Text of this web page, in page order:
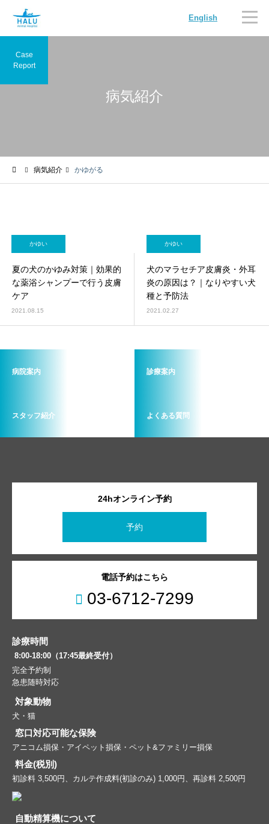
English
画像診断科 軟部外科
病気紹介
Case
Report
病気紹介 かゆがる
かゆい
夏の犬のかゆみ対策｜効果的
な薬浴シャンプーで行う皮膚
ケア
2021.08.15
かゆい
犬のマラセチア皮膚炎・外耳
炎の原因は？｜なりやすい犬
種と予防法
2021.02.27
病院案内 診療案内
スタッフ紹介 よくある質問
24hオンライン予約
予約
電話予約はこちら
03-6712-7299
診療時間
8:00-18:00（17:45最終受付）
完全予約制
急患随時対応
対象動物
犬・猫
窓口対応可能な保険
アニコム損保・アイペット損保・ペット&ファミリー損保
料金(税別)
初診料 3,500円、カルテ作成料(初診のみ) 1,000円、再診料 2,500円
自動精算機について